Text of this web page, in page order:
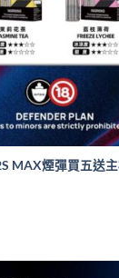
MAX煙彈買五送